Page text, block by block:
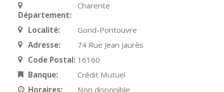
Département:
Charente
Localité:
Gond-Pontouvre
Adresse:
74 Rue Jean Jaurès
Code Postal: 16160
Banque:
Crédit Mutuel
Horaires:
Non disponible